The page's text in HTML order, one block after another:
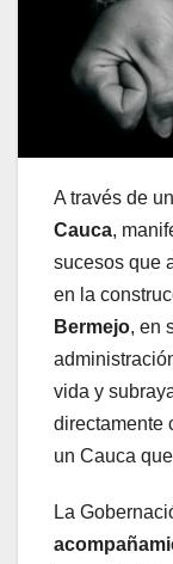
A través de
Cauca,
sucesos que
en la
Bermejo, en
vida y
directamente
un Cauca
La